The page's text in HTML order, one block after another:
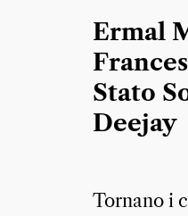
Ermal
Stato
Deejay
Tornano i